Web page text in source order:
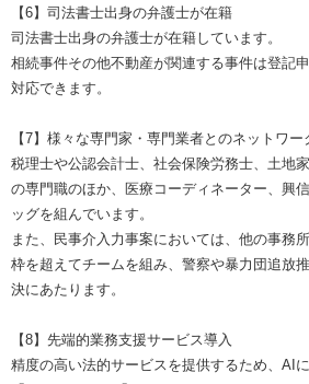
【6】司法書士出身の弁護士が在籍
司法書士出身の弁護士が在籍しています。
相続事件その他不動産が関連する事件は登記
対応できます。
【7】様々な専門家・専門業者とのネットワー
税理士や公認会計士、社会保険労務士、土地
の専門職のほか、医療コーディネーター、興
ッグを組んでいます。
また、民事介入力事案においては、他の事務
枠を超えてチームを組み、警察や暴力団追放
決にあたります。
【8】先端的業務支援サービス導入
精度の高い法的サービスを提供するため、AI